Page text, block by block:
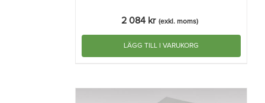
2 084 kr (exkl. moms)
LÄGG TILL I VARUKORG